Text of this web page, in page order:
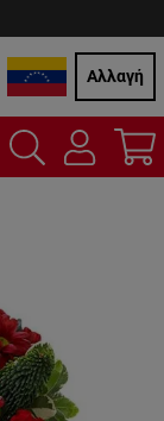
Αλλαγή